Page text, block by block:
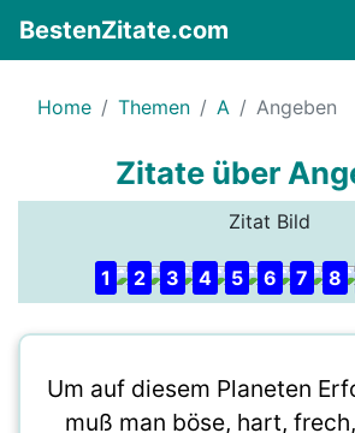
BestenZitate.com
Home Themen A Angeben
Zitate über
Zitat Bild
1 2 3 4 5 6 7 8
Um auf diesem Planeten
muß man böse, hart,